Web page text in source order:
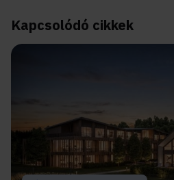
Kapcsolódó cikkek